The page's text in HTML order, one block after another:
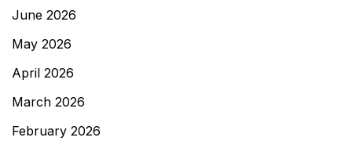
June 2026
May 2026
April 2026
March 2026
February 2026